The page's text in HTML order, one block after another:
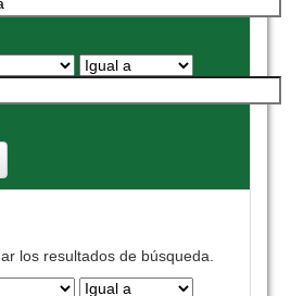
los resultados de búsqueda.